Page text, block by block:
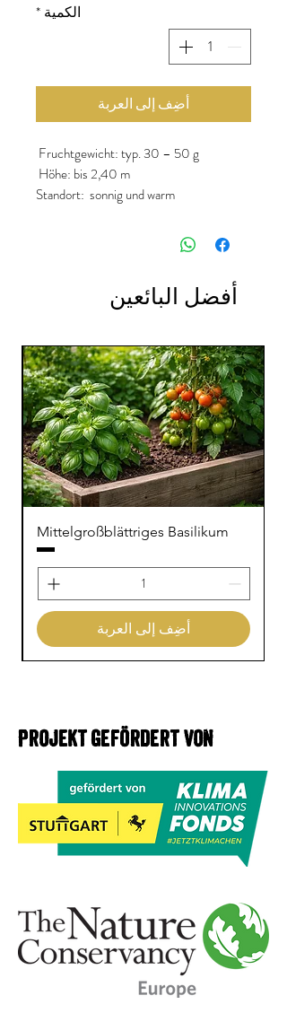
الكمية *
أضِف إلى العربة
Fruchtgewicht: typ. 30 – 50 g
Höhe: bis 2,40 m
Standort: sonnig und warm
Aussaat im Freien: ab Mitte Mai
Geschmack: mild (säurearm)-süß
أفضل البائعين
Mittelgroßblättriges Basilikum
أضِف إلى العربة
Projekt gefördert von